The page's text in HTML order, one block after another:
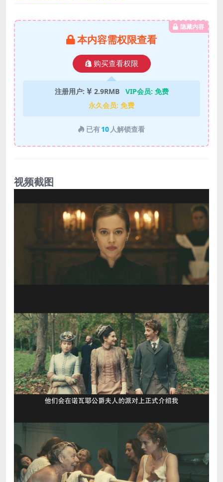
隐藏内容
本内容需权限查看
购买查看权限
注册用户: 2.9RMB VIP会员: 免费
永久会员: 免费
已有10 人解锁查看
视频截图